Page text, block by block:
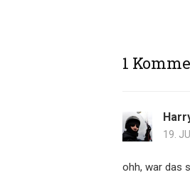
1
19.
ohh, war das